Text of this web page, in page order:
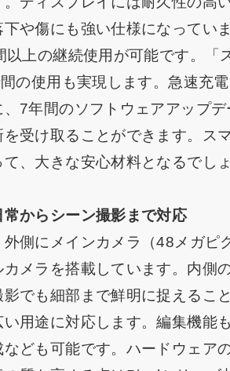
下や傷にも強い仕様になって
以上の継続使用が可能です。「
の使用も実現します。急速充
7年間のソフトウェアアップ
を受け取ることができます。ス
、大きな安心材料となるでしょ
常からシーン撮影まで対応
外側にメインカメラ（48メガ
カメラを搭載しています。内側
でも細部まで鮮明に捉えるこ
い用途に対応します。編集機能
ども可能です。ハードウェア